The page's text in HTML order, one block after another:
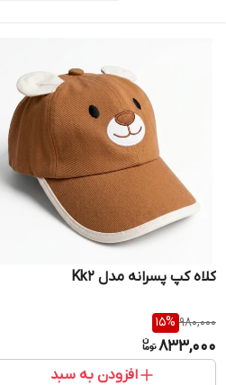
کلاه کپ پسرانه مدل Kk2
980,000
15%
833,000
افزودن به سبد